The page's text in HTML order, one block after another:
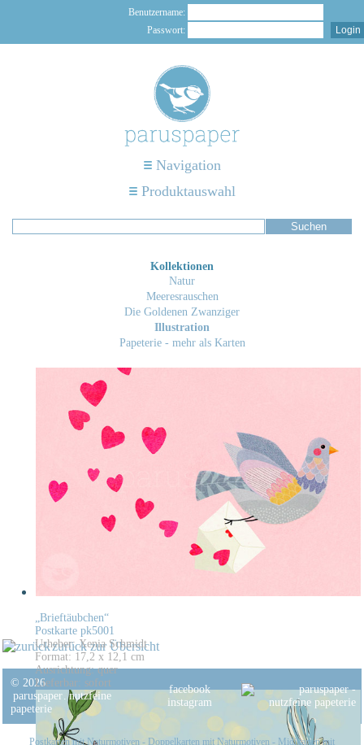
Benutzername:
Passwort:
Navigation
Produktauswahl
Kollektionen
Natur
Meeresrauschen
Die Goldenen Zwanziger
Illustration
Papeterie - mehr als Karten
„Brieftäubchen“
Postkarte pk5001
Urheber: Xenia Schmidt
Format: 17,2 x 12,1 cm
Ausrichtung: quer
Lieferbar: sofort
zurück zur Übersicht
© 2026
paruspaper. nutzfeine
papeterie
facebook
instagram
Postkarten mit Naturmotiven - Doppelkarten mit Naturmotiven - Midikarten mit